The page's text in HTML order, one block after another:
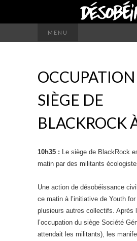
MENU
SIÈGE DE
BLACKROCK
10h35 : Le siège de BlackRock
matin par des militants
Une action de désobéissance
ce matin à l’initiative de Youth
plusieurs autres collectifs. Après
l’occupation du siège Société
attendait les militants), les